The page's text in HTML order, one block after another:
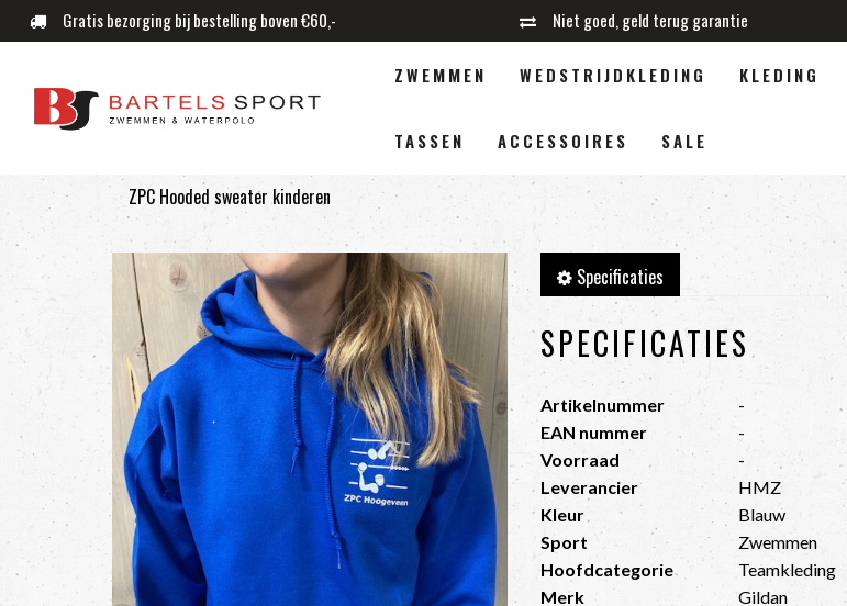
Gratis bezorging bij bestelling boven €60,- Niet goed, geld terug garantie
ZWEMMEN WEDSTRIJDKLEDING KLEDING
TASSEN ACCESSOIRES SALE
ZPC Hooded sweater kinderen
Specificaties
SPECIFICATIES
Artikelnummer
-
EAN nummer
-
Voorraad
-
Leverancier
HMZ
Kleur
Blauw
Sport
Zwemmen
Hoofdcategorie
Teamkleding
Merk
Gildan